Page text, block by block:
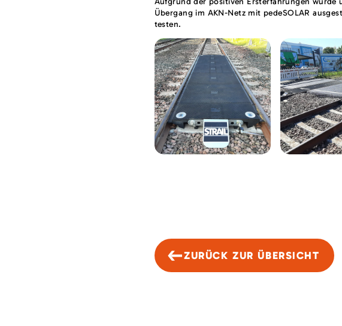
Übergang im AKN-Netz mit pedeSOLAR
testen.
ZURÜCK ZUR ÜBERSICHT